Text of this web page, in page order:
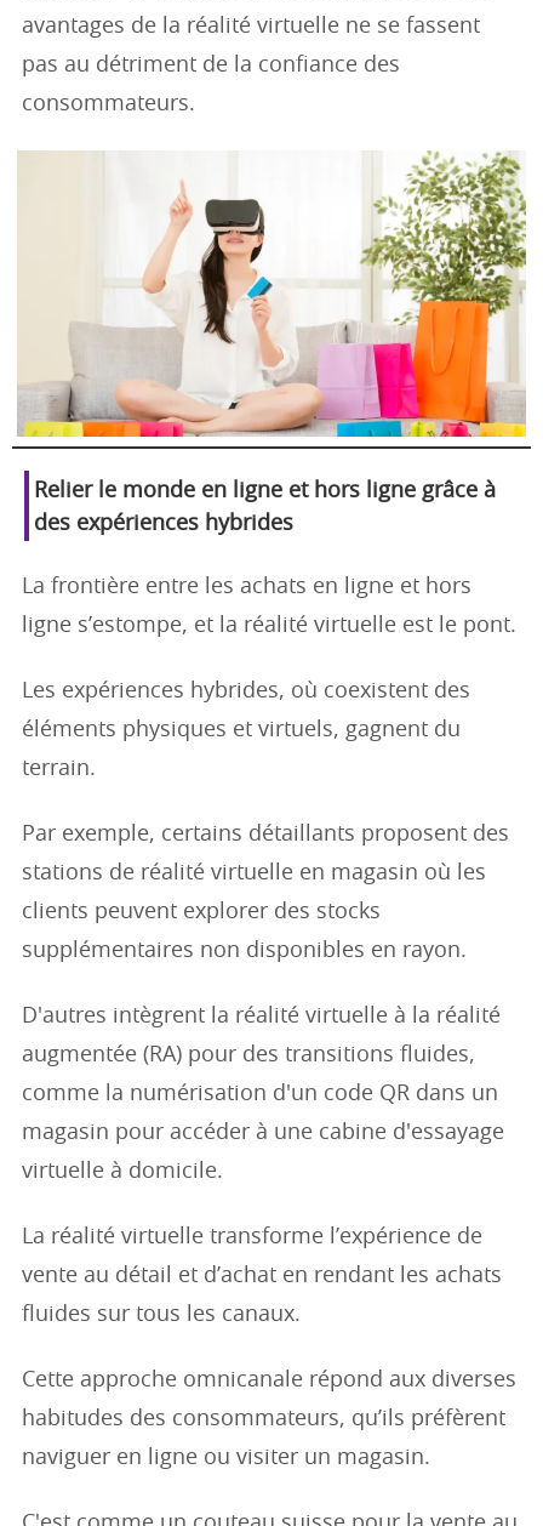
avantages de la réalité virtuelle ne se fassent
pas au détriment de la confiance des
consommateurs.
Relier le monde en ligne et hors ligne grâce à
des expériences hybrides
La frontière entre les achats en ligne et hors
ligne s’estompe, et la réalité virtuelle est le pont.
Les expériences hybrides, où coexistent des
éléments physiques et virtuels, gagnent du
terrain.
Par exemple, certains détaillants proposent des
stations de réalité virtuelle en magasin où les
clients peuvent explorer des stocks
supplémentaires non disponibles en rayon.
D'autres intègrent la réalité virtuelle à la réalité
augmentée (RA) pour des transitions fluides,
comme la numérisation d'un code QR dans un
magasin pour accéder à une cabine d'essayage
virtuelle à domicile.
La réalité virtuelle transforme l’expérience de
vente au détail et d’achat en rendant les achats
fluides sur tous les canaux.
Cette approche omnicanale répond aux diverses
habitudes des consommateurs, qu’ils préfèrent
naviguer en ligne ou visiter un magasin.